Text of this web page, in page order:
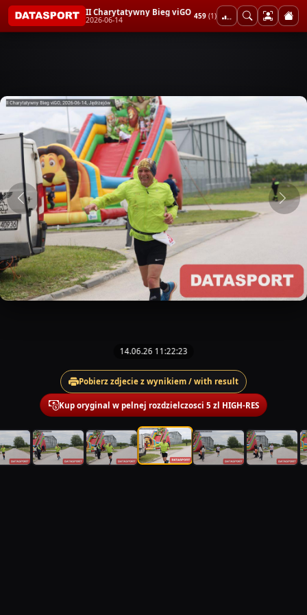
II Charytatywny Bieg viGO
2026-06-14 459 (1)
14.06.26 11:22:23
Pobierz zdjecie z wynikiem / with result
Kup oryginal w pelnej rozdzielczosci 5 zl HIGH-RES